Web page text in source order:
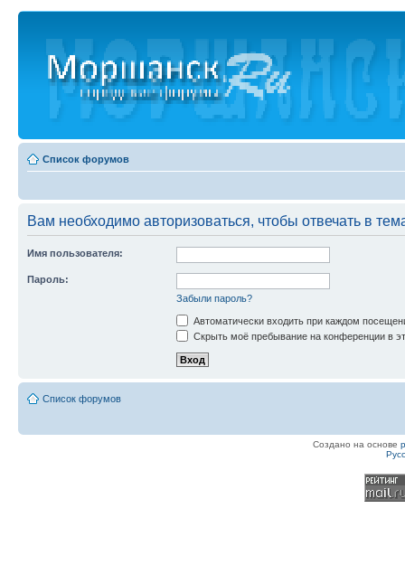
Список форумов
Вам необходимо авторизоваться, чтобы отвечать в
Имя пользователя:
Пароль:
Забыли пароль?
Автоматически входить при каждом
Скрыть моё пребывание на конференции в
Список форумов
Создано на основе